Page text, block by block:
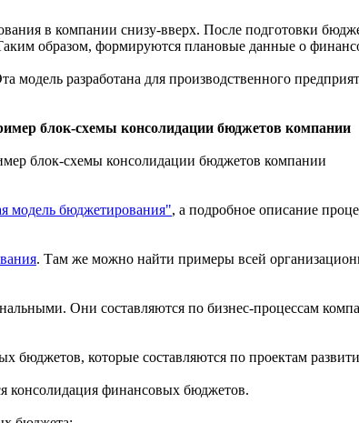
в компании снизу-вверх. После подготовки
образом, формируются плановые данные о
модель разработана для производственного
блок-схемы консолидации бюджетов компании
модель бюджетирования", а подробное описание
. Там же можно найти примеры всей
Они составляются по бизнес-процессам
бюджетов, которые составляются по проектам
консолидация финансовых бюджетов.